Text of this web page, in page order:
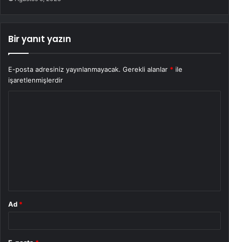
Bir yanıt yazın
E-posta adresiniz yayınlanmayacak. Gerekli alanlar * ile
işaretlenmişlerdir
Ad *